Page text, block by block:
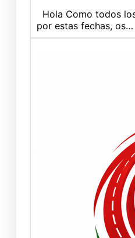
Hola Como todos
por estas fechas, os…